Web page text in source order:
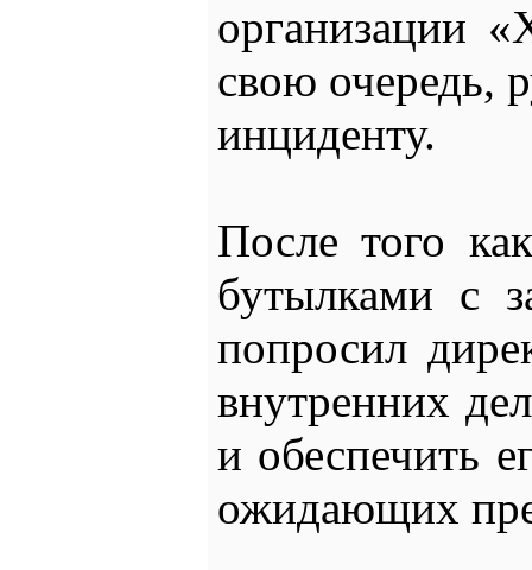
организации
свою очередь,
инциденту.
После того
бутылками с
попросил
внутренних
и обеспечить
ожидающих